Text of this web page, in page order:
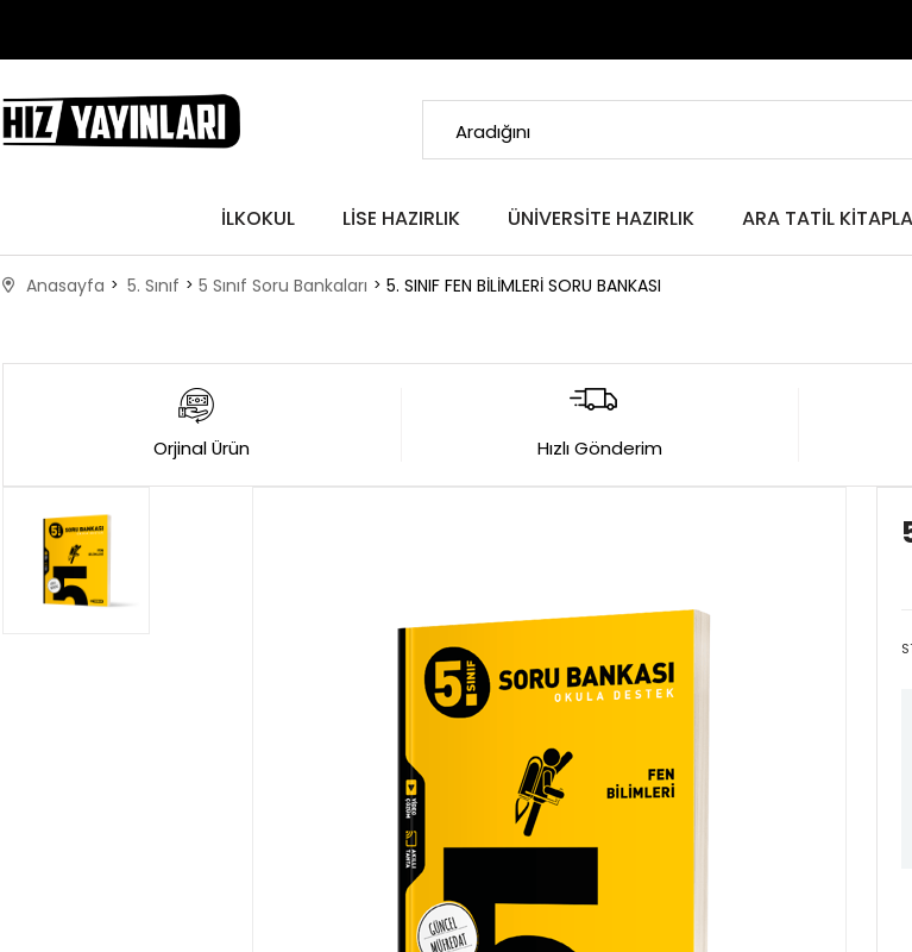
İLKOKUL LISE HAZIRLIK ÜNIVERSITE HAZIRLIK ARA TATIL
Anasayfa 5. Sınıf 5 Sınıf Soru Bankaları 5. SINIF FEN BİLİMLERİ SORU BANKASI
Orjinal Ürün Hızlı Gönderim